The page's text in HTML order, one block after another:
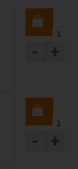
- +
- +